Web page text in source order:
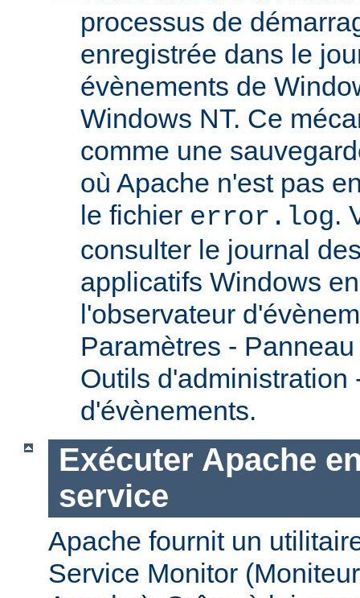
processus de
enregistrée dans le
évènements de
Windows NT. Ce
comme une
où Apache n'est pas
le fichier error.log.
consulter le journal
applicatifs Windows
l'observateur
Paramètres -
Outils d'administration
d'évènements.
Exécuter Apache
service
Apache fournit un
Service Monitor